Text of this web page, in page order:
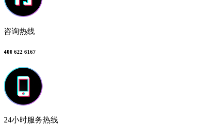
咨询热线
400 622 6167
24小时服务热线